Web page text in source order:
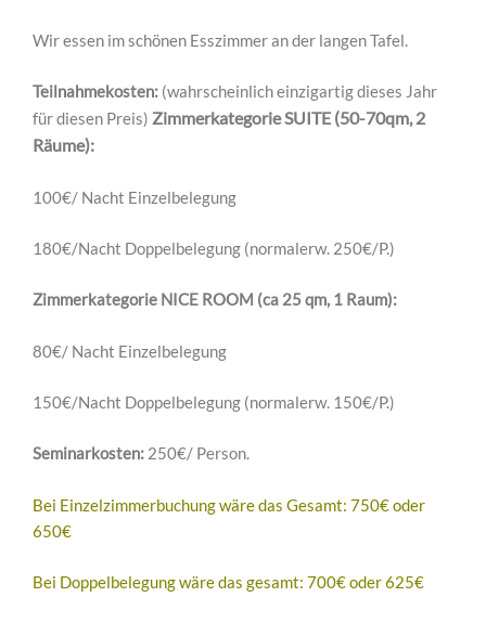
Wir essen im schönen Esszimmer an der langen Tafel.
Teilnahmekosten: (wahrscheinlich einzigartig dieses Jahr
für diesen Preis) Zimmerkategorie SUITE (50-70qm, 2
Räume):
100€/ Nacht Einzelbelegung
180€/Nacht Doppelbelegung (normalerw. 250€/P.)
Zimmerkategorie NICE ROOM (ca 25 qm, 1 Raum):
80€/ Nacht Einzelbelegung
150€/Nacht Doppelbelegung (normalerw. 150€/P.)
Seminarkosten:250€/ Person.
Bei Einzelzimmerbuchung wäre das Gesamt: 750€ oder
650€
Bei Doppelbelegung wäre das gesamt: 700€ oder 625€